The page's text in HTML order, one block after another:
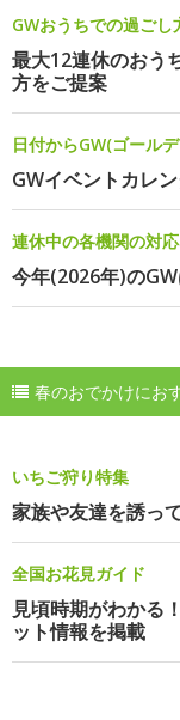
GWおうちでの過ごし
最大12連休のおう
方をご提案
日付からGW(ゴール
GWイベントカレ
連休中の各機関の対
今年(2026年)の
春のおでかけにお
いちご狩り特集
家族や友達を誘っ
全国お花見ガイド
見頃時期がわかる
ット情報を掲載